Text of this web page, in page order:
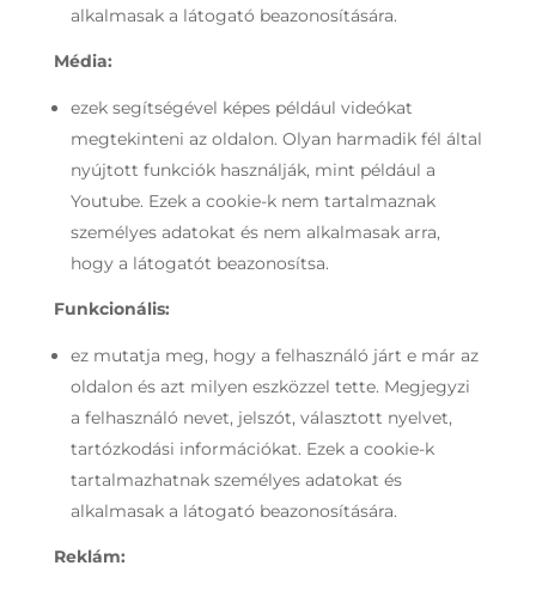
alkalmasak a látogató beazonosítására.
Média:
ezek segítségével képes például videókat
megtekinteni az oldalon. Olyan harmadik fél által
nyújtott funkciók használják, mint például a
Youtube. Ezek a cookie-k nem tartalmaznak
személyes adatokat és nem alkalmasak arra,
hogy a látogatót beazonosítsa.
Funkcionális:
ez mutatja meg, hogy a felhasználó járt e már az
oldalon és azt milyen eszközzel tette. Megjegyzi
a felhasználó nevet, jelszót, választott nyelvet,
tartózkodási információkat. Ezek a cookie-k
tartalmazhatnak személyes adatokat és
alkalmasak a látogató beazonosítására.
Reklám: